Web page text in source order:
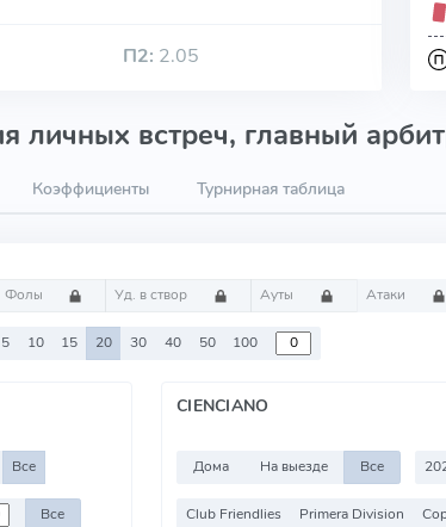
П2: 2.05
личных встреч, главный
Коэффициенты Турнирная таблица
Фолы Уд. в створ Ауты Атаки
5 10 15 20 30 40 50 100
Все
Все
CIENCIANO
Дома На выезде Все
Club Friendlies Primera Division